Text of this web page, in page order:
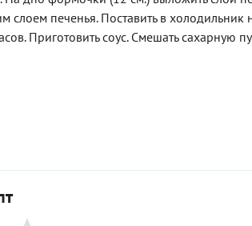
слоем печенья. Поставить в холодильник
Приготовить соус. Смешать сахарную